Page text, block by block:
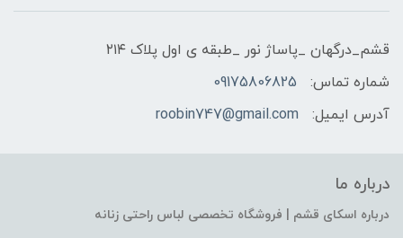
قشم_درگهان _پاساژ نور _طبقه ی اول پلاک ۲۱۴
شماره تماس:
09175806825
آدرس ایمیل:
roobin747@gmail.com
درباره ما
درباره اسکای قشم | فروشگاه تخصصی لباس راحتی زنانه